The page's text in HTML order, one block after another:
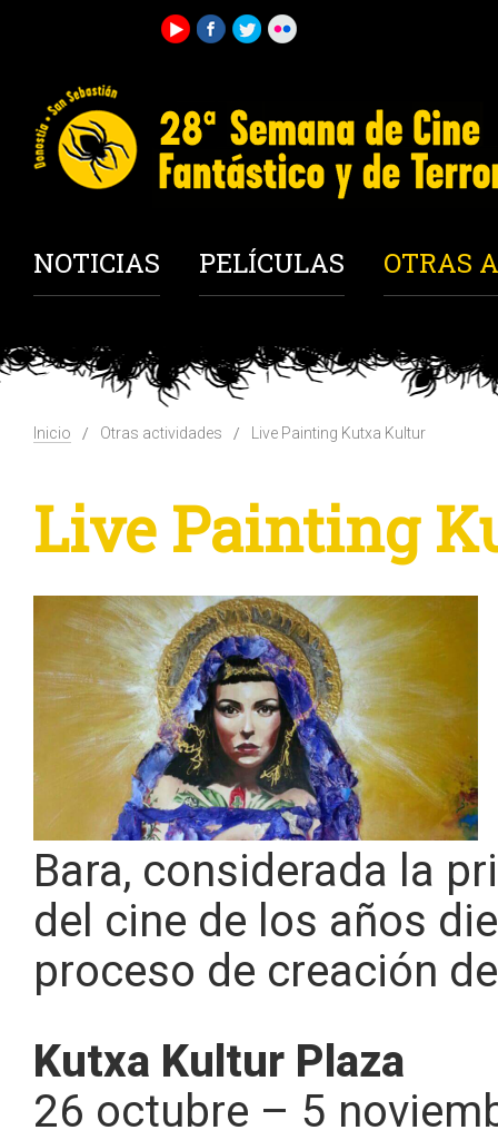
NOTICIAS PELÍCULAS OTRAS
Inicio Otras actividades Live Painting Kutxa Kultur
Live Painting
Bara, considerada la
del cine de los años
proceso de creación
Kutxa Kultur Plaza
26 octubre – 5